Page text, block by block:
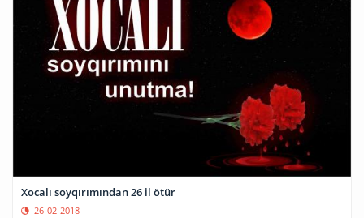
Xocalı soyqırımından 26 il ötür
26-02-2018